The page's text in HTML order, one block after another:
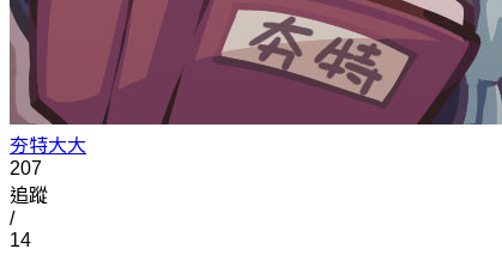
夯特大大
207
追蹤
/
14